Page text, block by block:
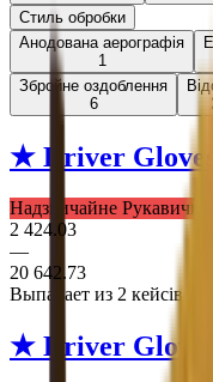
Стиль обробки
Анодована аерографія
1
Збройне оздоблення
6
★ Driver
Надзвичайне Рукавички
2 424.03
—
20 642.73
Выпадает из 2 кейсів
★ Driver